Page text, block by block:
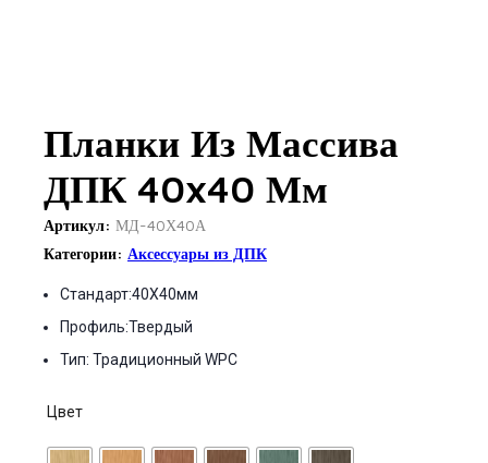
Планки Из Массива
ДПК 40x40 Мм
Артикул: МД-40Х40А
Категории: Аксессуары из ДПК
Стандарт:40X40мм
Профиль:Твердый
Тип: Традиционный WPC
Цвет